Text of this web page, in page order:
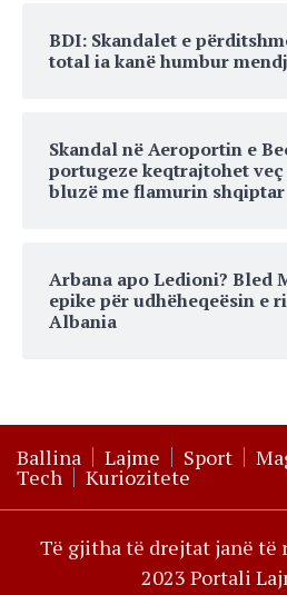
BDI: Skandalet e
total ia kanë humbur
Skandal në Aeroportin e
portugeze keqtrajtohet
bluzë me flamurin shqiptar
Arbana apo Ledioni? Bled
epike për udhëheqeësin e
Albania
Ballina Lajme Sport
Tech Kuriozitete
Të gjitha të drejtat janë të
2023 Portali